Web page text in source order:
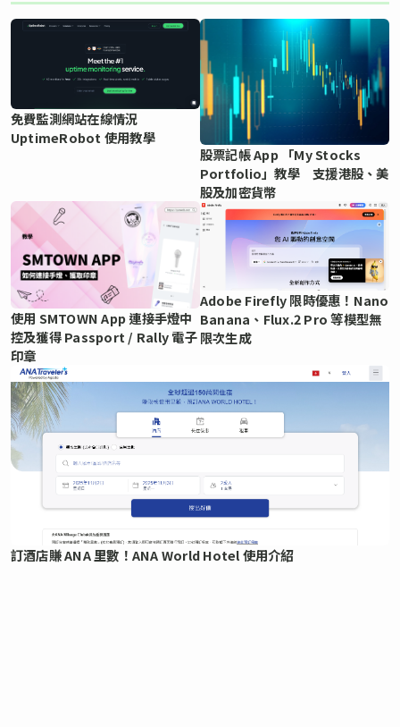
免費監測網站在線情況
UptimeRobot 使用教學
股票記帳 App 「My Stocks
Portfolio」教學 支援港股、美
股及加密貨幣
使用 SMTOWN App 連接手燈中
控及獲得 Passport / Rally 電子
印章
Adobe Firefly 限時優惠！Nano
Banana、Flux.2 Pro 等模型無
限次生成
訂酒店賺 ANA 里數！ANA World Hotel 使用介紹